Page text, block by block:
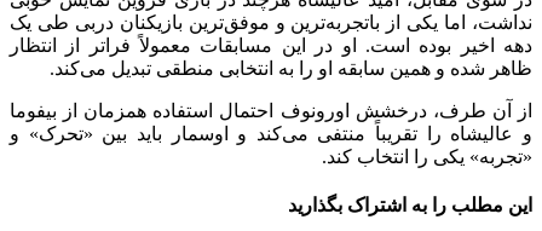
نداشت، اما یکی از باتجربه‌ترین و موفق‌ترین بازیکنان دربی طی یک
دهه اخیر بوده است. او در این مسابقات معمولاً فراتر از انتظار
ظاهر شده و همین سابقه او را به انتخابی منطقی تبدیل می‌کند.
از آن طرف، درخشش اورونوف احتمال استفاده همزمان از بیفوما
و عالیشاه را تقریباً منتفی می‌کند و اوسمار باید بین «تحرک» و
«تجربه» یکی را انتخاب کند.
این مطلب را به اشتراک بگذارید